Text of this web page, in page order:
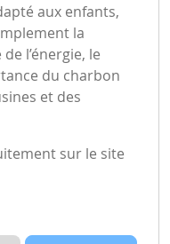
aux enfants,
la
l’énergie, le
du charbon
et des
sur le site